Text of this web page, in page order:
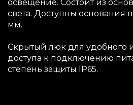
освещение. Состоит из
света. Доступны основания
мм.
Скрытый люк для удобного
доступа к подключению
степень защиты IP65.